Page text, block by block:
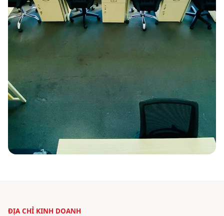
ĐỊA CHỈ KINH DOANH